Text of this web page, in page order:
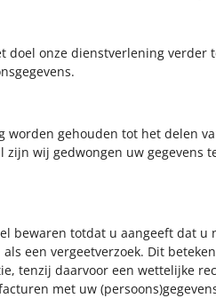
doel onze dienstverlening verder
gehouden tot het delen
wij gedwongen uw gegevens
bewaren totdat u aangeeft dat u
een vergeetverzoek. Dit
tenzij daarvoor een wettelijke
met uw